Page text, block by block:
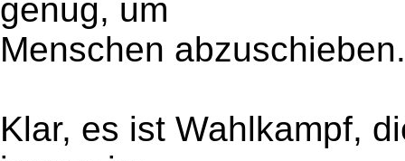
genug, um
Menschen abzuschieben.
Klar, es ist Wahlkampf,